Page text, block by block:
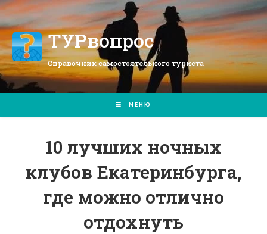
Перейти
к
содержимомуТУРвопрос
Справочник самостоятельного туриста
МЕНЮ
10 лучших ночных
клубов Екатеринбурга,
где можно отлично
отдохнуть